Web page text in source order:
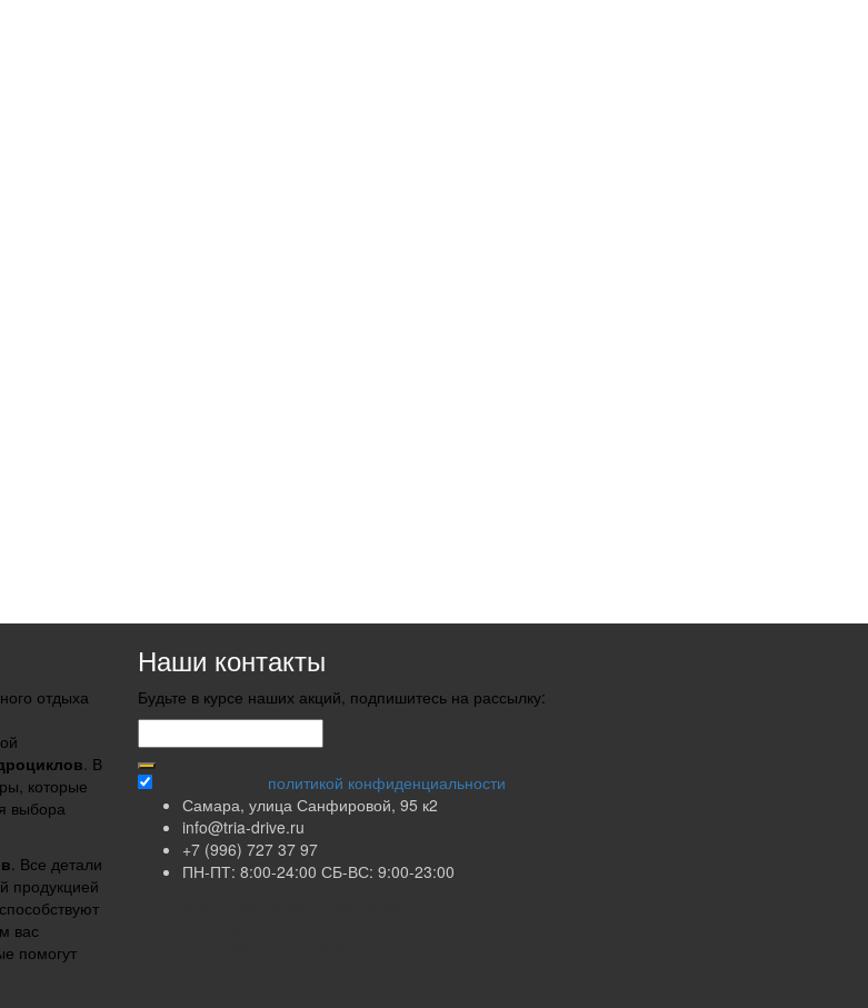
отдыха
. В
которые
выбора
. Все детали
продукцией
вас
помогут
Наши контакты
Будьте в курсе наших акций, подпишитесь на рассылку:
политикой конфиденциальности
Самара, улица Санфировой, 95 к2
info@tria-drive.ru
+7 (996) 727 37 97
ПН-ПТ: 8:00-24:00 СБ-ВС: 9:00-23:00